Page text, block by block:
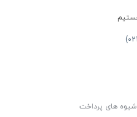
شیوه های پرداخت